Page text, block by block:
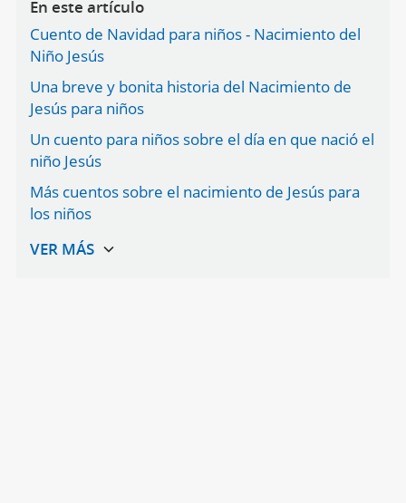
En este artículo
Cuento de Navidad para niños - Nacimiento del
Niño Jesús
Una breve y bonita historia del Nacimiento de
Jesús para niños
Un cuento para niños sobre el día en que nació el
niño Jesús
Más cuentos sobre el nacimiento de Jesús para
los niños